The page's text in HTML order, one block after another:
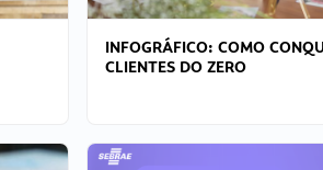
INFOGRÁFICO: COMO
CLIENTES DO ZERO